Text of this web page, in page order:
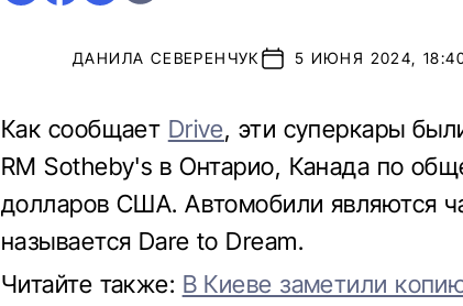
ДАНИЛА СЕВЕРЕНЧУК 5 ИЮНЯ 2024,
Как сообщает Drive, эти суперкары
RM Sotheby's в Онтарио, Канада по
долларов США. Автомобили являются
называется Dare to Dream.
Читайте также: В Киеве заметили